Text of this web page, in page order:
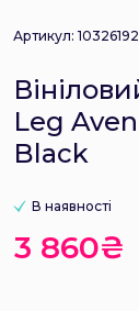
Артикул: 10326192
Leg
Black
В наявності
3 860₴